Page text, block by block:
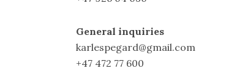
General inquiries
karlespegard@gmail.com
+47 472 77 600